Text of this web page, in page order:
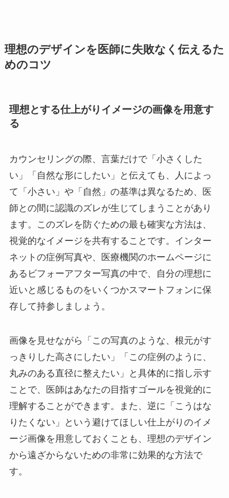
理想のデザインを医師に失敗なく伝えるた
めのコツ
理想とする仕上がりイメージの画像を用意す
る
カウンセリングの際、言葉だけで「小さくした
い」「自然な形にしたい」と伝えても、人によっ
て「小さい」や「自然」の基準は異なるため、医
師との間に認識のズレが生じてしまうことがあり
ます。このズレを防ぐための最も確実な方法は、
視覚的なイメージを共有することです。インター
ネットの症例写真や、医療機関のホームページに
あるビフォーアフター写真の中で、自分の理想に
近いと感じるものをいくつかスマートフォンに保
存して持参しましょう。
画像を見せながら「この写真のような、根元がす
っきりした高さにしたい」「この症例のように、
丸みのある直径に整えたい」と具体的に指し示す
ことで、医師はあなたの目指すゴールを視覚的に
理解することができます。また、逆に「こうはな
りたくない」という避けてほしい仕上がりのイメ
ージ画像を用意しておくことも、理想のデザイン
から遠ざからないための非常に効果的な方法で
す。